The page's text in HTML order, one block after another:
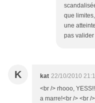
que
une
pas valider
K kat 22/10/2010
<br /> rhooo,
a marre!<br /> <br /